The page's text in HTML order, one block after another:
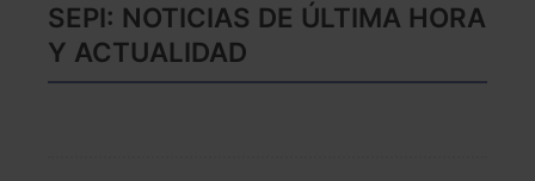
SEPI: NOTICIAS DE ÚLTIMA HORA
Y ACTUALIDAD